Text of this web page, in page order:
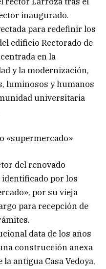
inaugurado.
para redefinir los
edificio Rectorado de
en la
y la modernización,
luminosos y humanos
universitaria
«supermercado»
del renovado
identificado por los
por su vieja
para recepción de
data de los años
construcción anexa
antigua Casa Vedoya,